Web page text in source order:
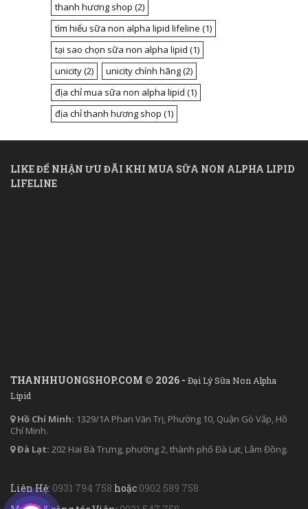
thanh hương shop (2)
tìm hiểu sữa non alpha lipid lifeline (1)
tại sao chọn sữa non alpha lipid (1)
unicity(2) unicity chính hãng(2)
địa chỉ mua sữa non alpha lipid (1)
địa chỉ thanh hương shop (1)
LIKE ĐỂ NHẬN ƯU ĐÃI KHI MUA SỮA NON ALPHA LIPID
LIFELINE
THANHHUONGSHOP.COM © 2026 - Đại Lý Sữa Non Alpha
Lipid
Hồ Chí Minh: 1329/1A Phan Văn Trị, Phường 10, Quận Gò Vấp, Hồ
Chí Minh.
Đà Lạt: 202 Hai Bà Trưng, phường 2, thành phố Đà Lạt, Lâm Đồng.
Liên Hệ: 0931 794 758 hoặc 0902 589 758